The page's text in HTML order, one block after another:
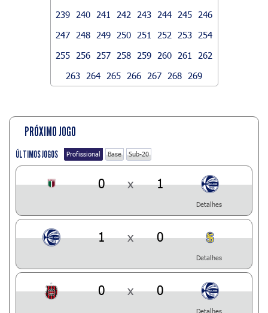
239
240 241 242 243 244 245
246
247
248 249 250 251 252 253
254
255
256 257 258 259 260 261
262
263
264 265 266 267 268 269
PRÓXIMO JOGO
ÚLTIMOS JOGOS Profissional Base Sub-20
0 x 1
Detalhes
1 x 0
Detalhes
0 x 0
Detalhes